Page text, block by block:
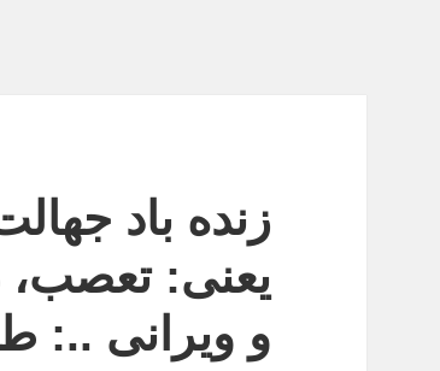
زنده باد
یعنی: تعصب،
و ویرانی ..: